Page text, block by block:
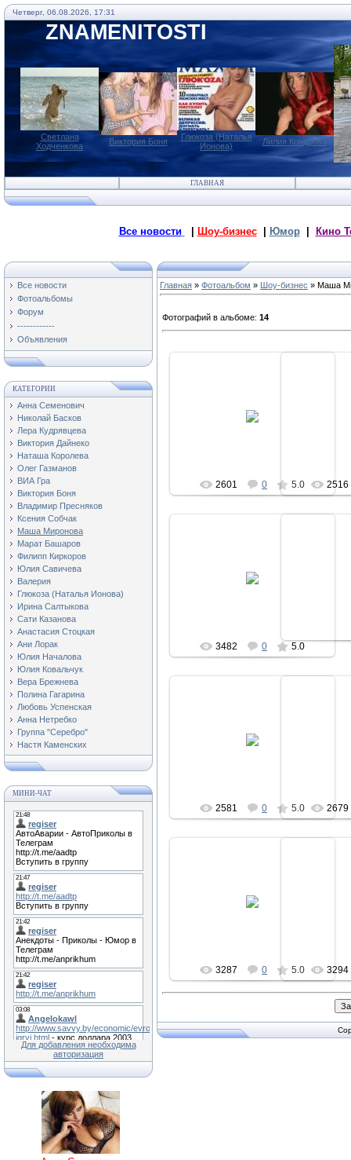
Четверг, 06.08.2026, 17:31
ZNAMENITOSTI
Светлана
Ходченкова
Виктория Боня
Глюкоза (Наталья
Ионова)
Лилия Кондрова
ГЛАВНАЯ
Все новости Шоу-бизнес| Юмор| Кино
Все новости
Фотоальбомы
Форум
------------
Объявления
КАТЕГОРИИ
Анна Семенович
Николай Басков
Лера Кудрявцева
Виктория Дайнеко
Наташа Королева
Олег Газманов
ВИА Гра
Виктория Боня
Владимир Пресняков
Ксения Собчак
Маша Миронова
Марат Башаров
Филипп Киркоров
Юлия Савичева
Валерия
Глюкоза (Наталья Ионова)
Ирина Салтыкова
Сати Казанова
Анастасия Стоцкая
Ани Лорак
Юлия Началова
Юлия Ковальчук
Вера Брежнева
Полина Гагарина
Любовь Успенская
Анна Нетребко
Группа "Серебро"
Настя Каменских
МИНИ-ЧАТ
Для добавления необходима
авторизация
Главная » Фотоальбом » Шоу-бизнес » Маша
Фотографий в альбоме: 14
2601 0 5.0 2516
3482 0 5.0
3527
2581 0 5.0 2679
3287 0 5.0 3294